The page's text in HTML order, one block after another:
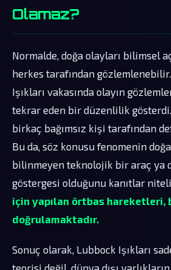
Olamaz?
Normalde, doğa olayları bilimsel
herkes tarafından
Işıkları vakasında olayın
tekrar eden bir düzenlilik gösterdi.
birkaç bağımsız kişi tarafından
Bu da, söz konusu fenomenin
bilinmeyen teknolojik bir araç ya
göstergesi olduğunu kanıtlar
için yapılan örtbas hareketleri,
doğrulamaktadır.
Sonuç olarak, Lubbock Işıkları
teorisi değil, dünya dışı